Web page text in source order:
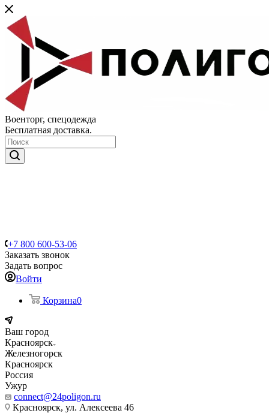
Военторг, спецодежда
Бесплатная доставка.
+7 800 600-53-06
Заказать звонок
Задать вопрос
Войти
Корзина0
Ваш город
Красноярск
Железногорск
Красноярск
Россия
Ужур
connect@24poligon.ru
Красноярск, ул. Алексеева 46